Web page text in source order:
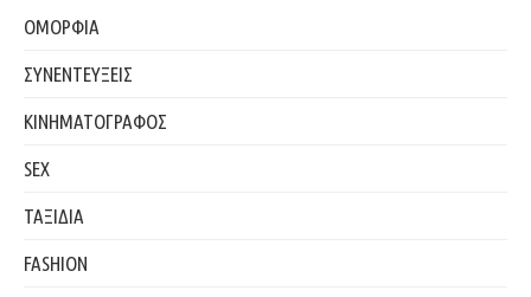
ΟΜΟΡΦΙΑ
ΣΥΝΕΝΤΕΥΞΕΙΣ
ΚΙΝΗΜΑΤΟΓΡΑΦΟΣ
SEX
ΤΑΞΙΔΙΑ
FASHION